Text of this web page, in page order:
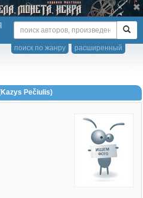
расширенный
поиск по жанру
Pečiulis)